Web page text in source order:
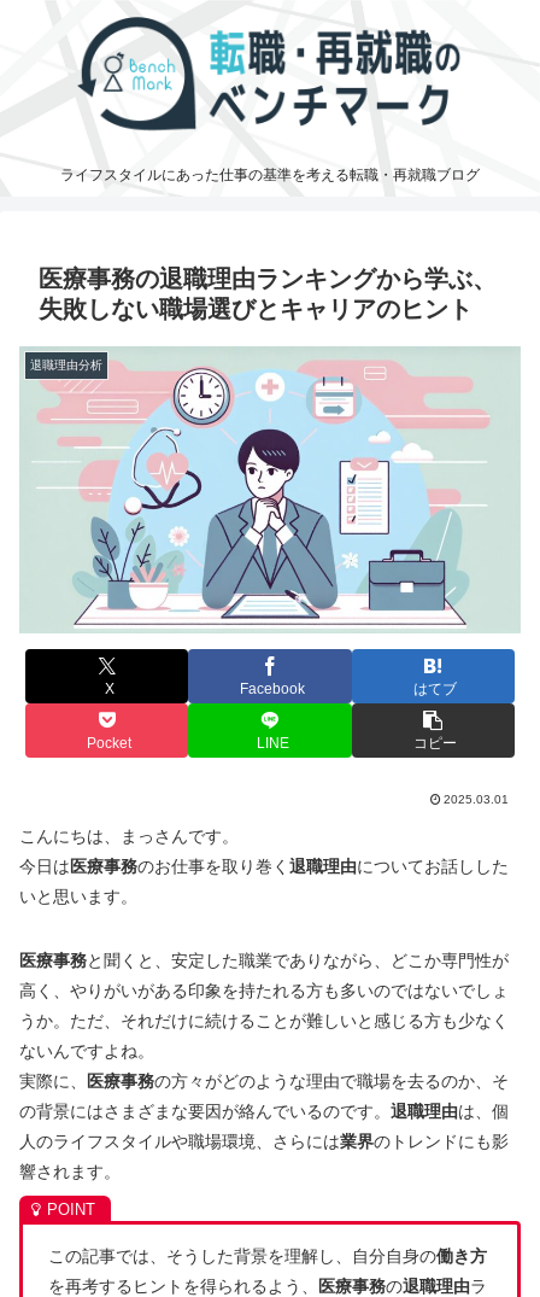
ライフスタイルにあった仕事の基準を考える転職・再就職ブログ
医療事務の退職理由ランキングから学ぶ、
失敗しない職場選びとキャリアのヒント
退職理由分析
X Facebook はてブ
Pocket LINE コピー
2025.03.01
こんにちは、まっさんです。
今日は医療事務のお仕事を取り巻く 退職理由についてお話しした
いと思います。
医療事務と聞くと、安定した職業でありながら、どこか専門性が
高く、やりがいがある印象を持たれる方も多いのではないでしょ
うか。ただ、それだけに続けることが難しいと感じる方も少なく
ないんですよね。
実際に、
医療事務の方々がどのような理由で職場を去るのか、そ
の背景にはさまざまな要因が絡んでいるのです。 退職理由は、個
人のライフスタイルや職場環境、さらには業界のトレンドにも影
響されます。
この記事では、そうした背景を理解し、自分自身の働き方
を再考するヒントを得られるよう、
医療事務の退職理由ラ